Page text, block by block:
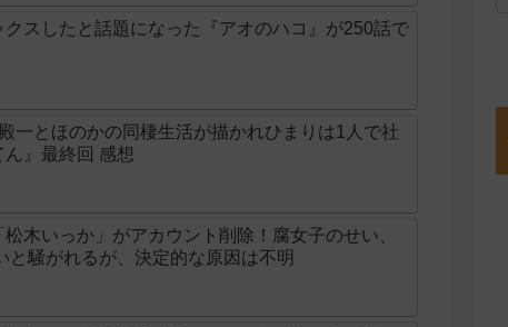
スしたと話題になった『アオのハコ』が250話で
一とほのかの同棲生活が描かれひまりは1人で社
』最終回 感想
木いっか」がアカウント削除！腐女子のせい、
と騒がれるが、決定的な原因は不明